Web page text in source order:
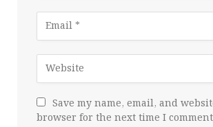
Save my name, email, and
browser for the next time I